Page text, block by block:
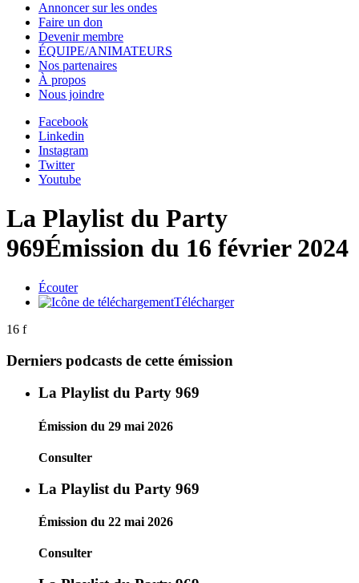
Annoncer sur les ondes
Faire un don
Devenir membre
ÉQUIPE/ANIMATEURS
Nos partenaires
À propos
Nous joindre
Facebook
Linkedin
Instagram
Twitter
Youtube
La Playlist du Party
969Émission du 16 février 2024
Écouter
Télécharger
16 f
Derniers podcasts de cette émission
La Playlist du Party 969
Émission du 29 mai 2026
Consulter
La Playlist du Party 969
Émission du 22 mai 2026
Consulter